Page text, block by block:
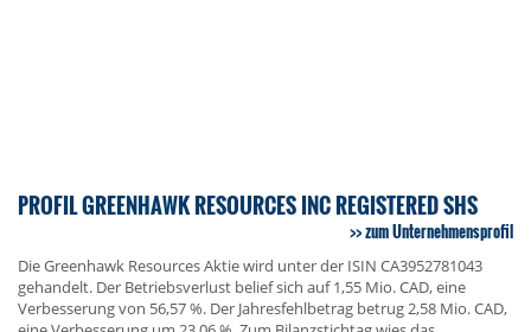
PROFIL GREENHAWK RESOURCES INC REGISTERED SHS
zum Unternehmensprofil
Die Greenhawk Resources Aktie wird unter der ISIN CA3952781043
gehandelt. Der Betriebsverlust belief sich auf 1,55 Mio. CAD, eine
Verbesserung von 56,57 %. Der Jahresfehlbetrag betrug 2,58 Mio. CAD,